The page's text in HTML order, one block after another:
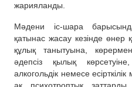
жарияланды.
Мәдени іс-шара
қатынас жасау кезінде өнер
құлық танытуына,
әдепсіз қылық
алкогольдік немесе